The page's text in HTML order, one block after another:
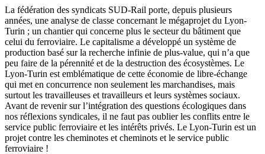
La fédération des syndicats SUD-Rail porte, depuis plusieurs
années, une analyse de classe concernant le mégaprojet du Lyon-
Turin ; un chantier qui concerne plus le secteur du bâtiment que
celui du ferroviaire. Le capitalisme a développé un système de
production basé sur la recherche infinie de plus-value, qui n’a que
peu faire de la pérennité et de la destruction des écosystèmes. Le
Lyon-Turin est emblématique de cette économie de libre-échange
qui met en concurrence non seulement les marchandises, mais
surtout les travailleuses et travailleurs et leurs systèmes sociaux.
Avant de revenir sur l’intégration des questions écologiques dans
nos réflexions syndicales, il ne faut pas oublier les conflits entre le
service public ferroviaire et les intérêts privés. Le Lyon-Turin est un
projet contre les cheminotes et cheminots et le service public
ferroviaire !